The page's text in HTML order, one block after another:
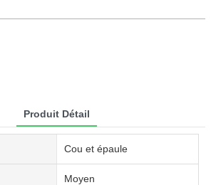
Produit Détail
Cou et épaule
Moyen